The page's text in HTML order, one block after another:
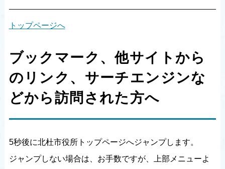
トップページへ
ブックマーク、他サイトから
のリンク、サーチエンジンな
どから訪問された方へ
5秒後に北杜市役所トップページへジャンプします。
ジャンプしない場合は、お手数ですが、上部メニューよ